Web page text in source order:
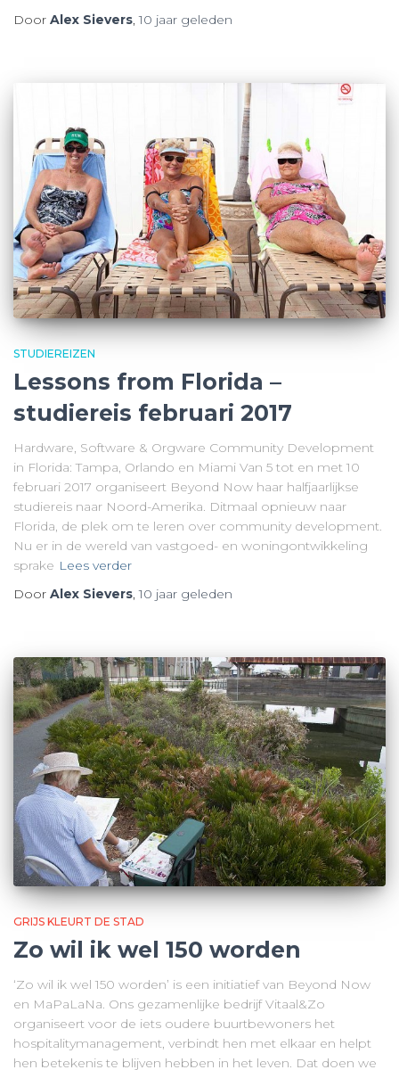
Door Alex Sievers ,10 jaar geleden
STUDIEREIZEN
Lessons from Florida –
studiereis februari 2017
Hardware, Software & Orgware Community Development
in Florida: Tampa, Orlando en Miami Van 5 tot en met 10
februari 2017 organiseert Beyond Now haar halfjaarlijkse
studiereis naar Noord-Amerika. Ditmaal opnieuw naar
Florida, de plek om te leren over community development.
Nu er in de wereld van vastgoed- en woningontwikkeling
sprake Lees verder
Door Alex Sievers,10 jaar geleden
GRIJS KLEURT DE STAD
Zo wil ik wel 150 worden
‘Zo wil ik wel 150 worden’ is een initiatief van Beyond Now
en MaPaLaNa. Ons gezamenlijke bedrijf Vitaal&Zo
organiseert voor de iets oudere buurtbewoners het
hospitalitymanagement, verbindt hen met elkaar en helpt
hen betekenis te blijven hebben in het leven. Dat doen we